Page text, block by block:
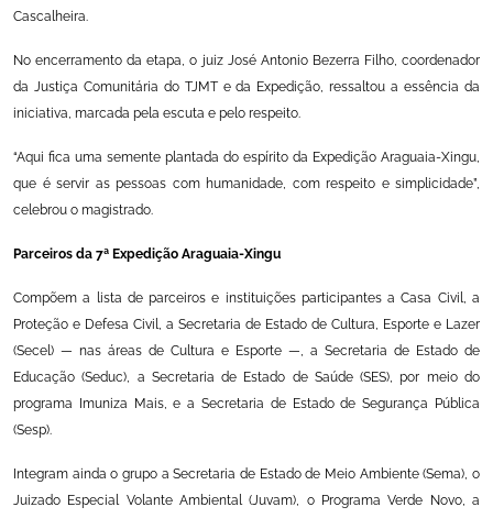
Cascalheira.
No encerramento da etapa, o juiz José Antonio Bezerra Filho, coordenador
da Justiça Comunitária do TJMT e da Expedição, ressaltou a essência da
iniciativa, marcada pela escuta e pelo respeito.
“Aqui fica uma semente plantada do espírito da Expedição Araguaia-Xingu,
que é servir as pessoas com humanidade, com respeito e simplicidade”,
celebrou o magistrado.
Parceiros da 7ª Expedição Araguaia-Xingu
Compõem a lista de parceiros e instituições participantes a Casa Civil, a
Proteção e Defesa Civil, a Secretaria de Estado de Cultura, Esporte e Lazer
(Secel) — nas áreas de Cultura e Esporte —, a Secretaria de Estado de
Educação (Seduc), a Secretaria de Estado de Saúde (SES), por meio do
programa Imuniza Mais, e a Secretaria de Estado de Segurança Pública
(Sesp).
Integram ainda o grupo a Secretaria de Estado de Meio Ambiente (Sema), o
Juizado Especial Volante Ambiental (Juvam), o Programa Verde Novo, a